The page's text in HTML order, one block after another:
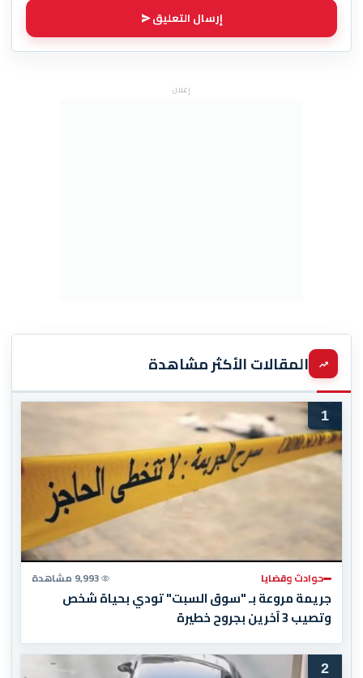
إرسال التعليق
إعلان
المقالات الأكثر مشاهدة
1
حوادث وقضايا 9,993 مشاهدة
جريمة مروعة بـ "سوق السبت" تودي بحياة شخص
وتصيب 3 آخرين بجروح خطيرة
2